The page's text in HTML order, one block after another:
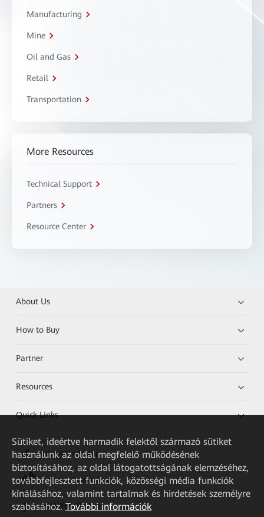
Manufacturing
Mine
Oil and Gas
Retail
Transportation
More Resources
Technical Support
Partners
Resource Center
About Us
How to Buy
Partner
Resources
Quick Links
HUAWEI eKit App
Huawei HiKnow App
HUAWEI eFly App
Sütiket, ideértve harmadik felektől származó sütiket
használunk az oldal megfelelő működésének
biztosításához, az oldal látogatottságának elemzéséhez,
továbbfejlesztett funkciók, közösségi média funkciók
kínálásához, valamint tartalmak és hirdetések személyre
szabásához. További információk